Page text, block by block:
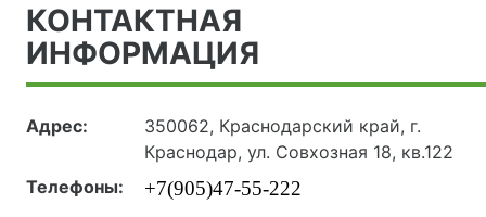
КОНТАКТНАЯ
ИНФОРМАЦИЯ
Адрес:
350062, Краснодарский край, г.
Краснодар, ул. Совхозная 18, кв.122
Телефоны:
+7(905)47-55-222